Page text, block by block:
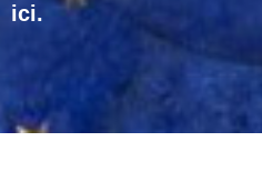
ici.